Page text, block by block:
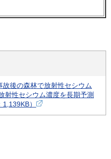
故後の森林で放射性セシウム
性セシウム濃度を長期予測
）